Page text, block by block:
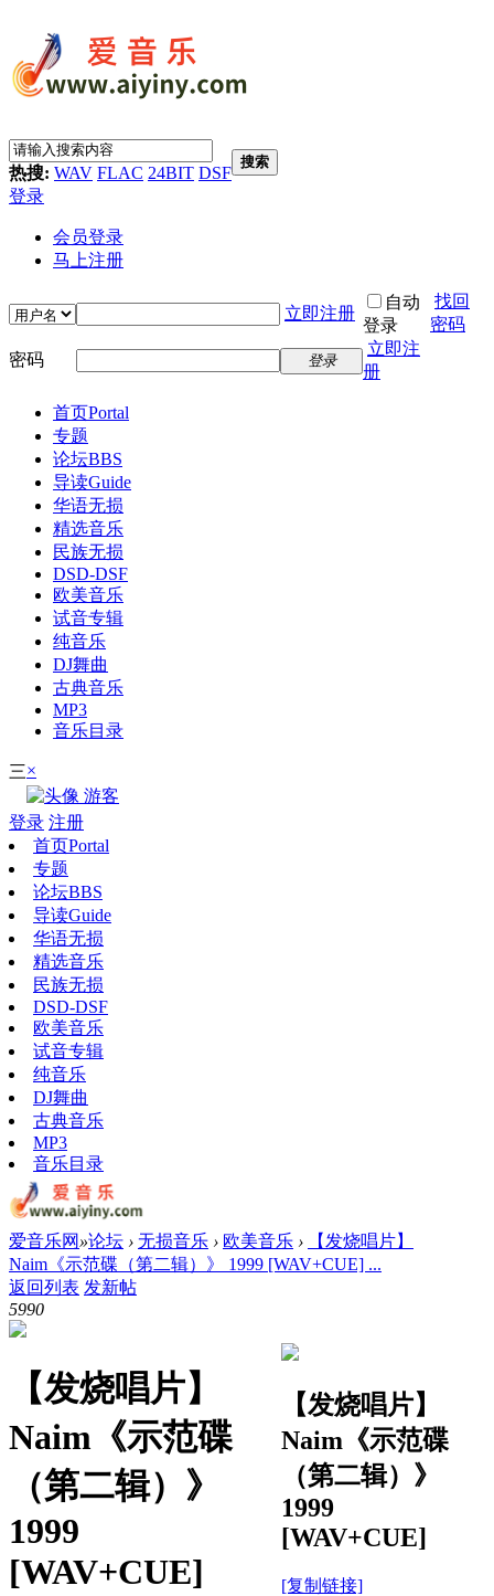
热搜: WAV FLAC 24BIT DSF
搜索
登录
会员登录
马上注册
立即注册
自动
登录
找回
密码
密码
登录
立即注
册
首页Portal
专题
论坛BBS
导读Guide
华语无损
精选音乐
民族无损
DSD-DSF
欧美音乐
试音专辑
纯音乐
DJ舞曲
古典音乐
MP3
音乐目录
三×
游客
登录 注册
首页Portal
专题
论坛BBS
导读Guide
华语无损
精选音乐
民族无损
DSD-DSF
欧美音乐
试音专辑
纯音乐
DJ舞曲
古典音乐
MP3
音乐目录
爱音乐网 »论坛 › 无损音乐 › 欧美音乐 ›
【发烧唱片】
Naim《示范碟（第二辑）》 1999 [WAV+CUE] ...
返回列表 发新帖
5990
【发烧唱片】
Naim《示范碟
（第二辑）》
1999
[WAV+CUE]
【发烧唱片】
Naim《示范碟
（第二辑）》
1999
[WAV+CUE]
[复制链接]